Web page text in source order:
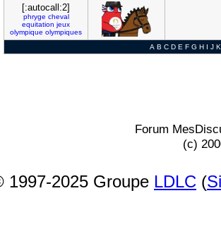
[:autocall:2]
phryge cheval
equitation jeux
olympique olympiques
A B C D E F G H I J K
Forum
(c)
1997-2025 Groupe LDLC (